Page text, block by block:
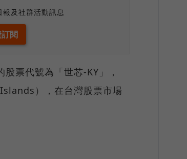
及社群活動訊息
票代號為「世芯-KY」，
），在台灣股票市場